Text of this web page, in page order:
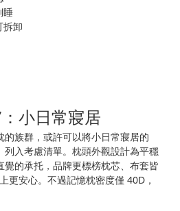
睡
拆卸
小日常寢居
族群，或許可以將小日常寢居的
列入考慮清單。枕頭外觀設計為平穩
覺的承托，品牌更標榜枕芯、布套皆
更安心。不過記憶枕密度僅 40D，